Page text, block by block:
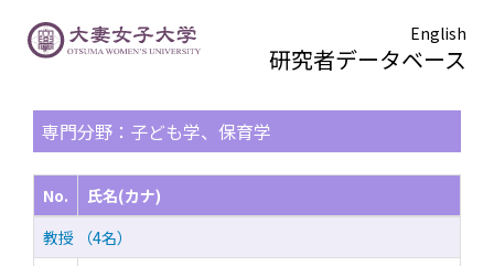
English
研究者データベース
専門分野：子ども学、保育学
No.
氏名(カナ)
教授 （4名）